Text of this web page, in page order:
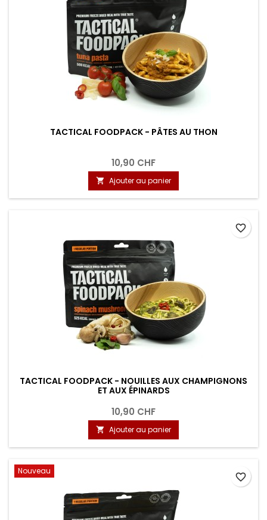
TACTICAL FOODPACK - PÂTES AU THON
10,90 CHF
 Ajouter au panier
TACTICAL FOODPACK - NOUILLES AUX CHAMPIGNONS
ET AUX ÉPINARDS
10,90 CHF
 Ajouter au panier
favorite_border
Nouveau
favorite_border